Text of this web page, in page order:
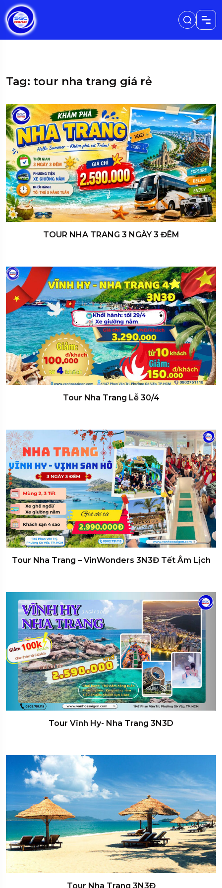
Tag: tour nha trang giá rẻ
TOUR NHA TRANG 3 NGÀY 3 ĐÊM
Tour Nha Trang Lễ 30/4
Tour Nha Trang – VinWonders 3N3Đ Tết Âm Lịch
Tour Vĩnh Hy- Nha Trang 3N3D
Tour Nha Trang 3N3Đ